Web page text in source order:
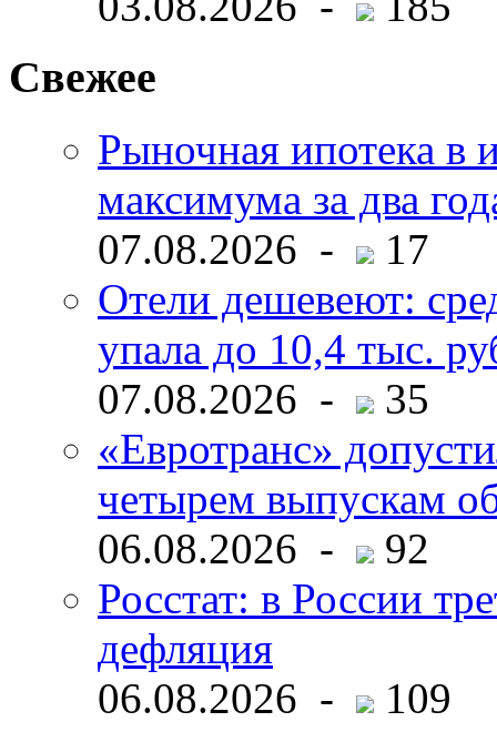
Свежее
Рыночная ипотека в
максимума за два
07.08.2026 -
17
Отели дешевеют:
упала до 10,4 тыс.
07.08.2026 -
35
«Евротранс»
четырем выпускам
06.08.2026 -
92
Росстат: в России
дефляция
06.08.2026 -
109